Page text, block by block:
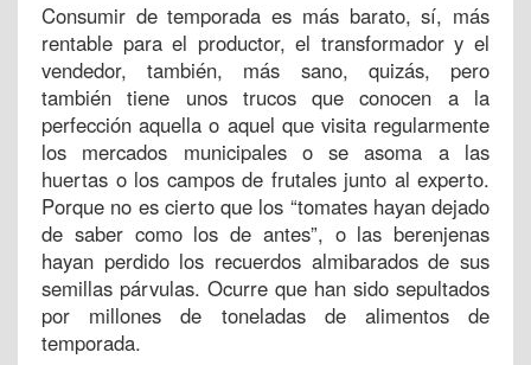
Consumir de temporada es más barato, sí, más
rentable para el productor, el transformador y el
vendedor, también, más sano, quizás, pero
también tiene unos trucos que conocen a la
perfección aquella o aquel que visita regularmente
los mercados municipales o se asoma a las
huertas o los campos de frutales junto al experto.
Porque no es cierto que los “tomates hayan dejado
de saber como los de antes”, o las berenjenas
hayan perdido los recuerdos almibarados de sus
semillas párvulas. Ocurre que han sido sepultados
por millones de toneladas de alimentos de
temporada.